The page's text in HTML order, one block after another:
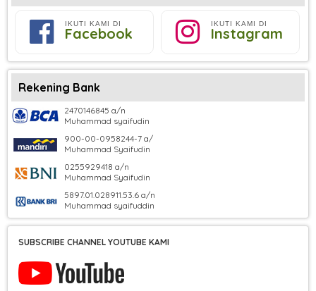
IKUTI KAMI DI
Facebook
IKUTI KAMI DI
Instagram
Rekening Bank
2470146845 a/n
Muhammad syaifudin
900-00-0958244-7 a/
Muhammad Syaifudin
0255929418 a/n
Muhammad Syaifudin
5897.01.028911.53.6 a/n
Muhammad syaifuddin
SUBSCRIBE CHANNEL YOUTUBE KAMI